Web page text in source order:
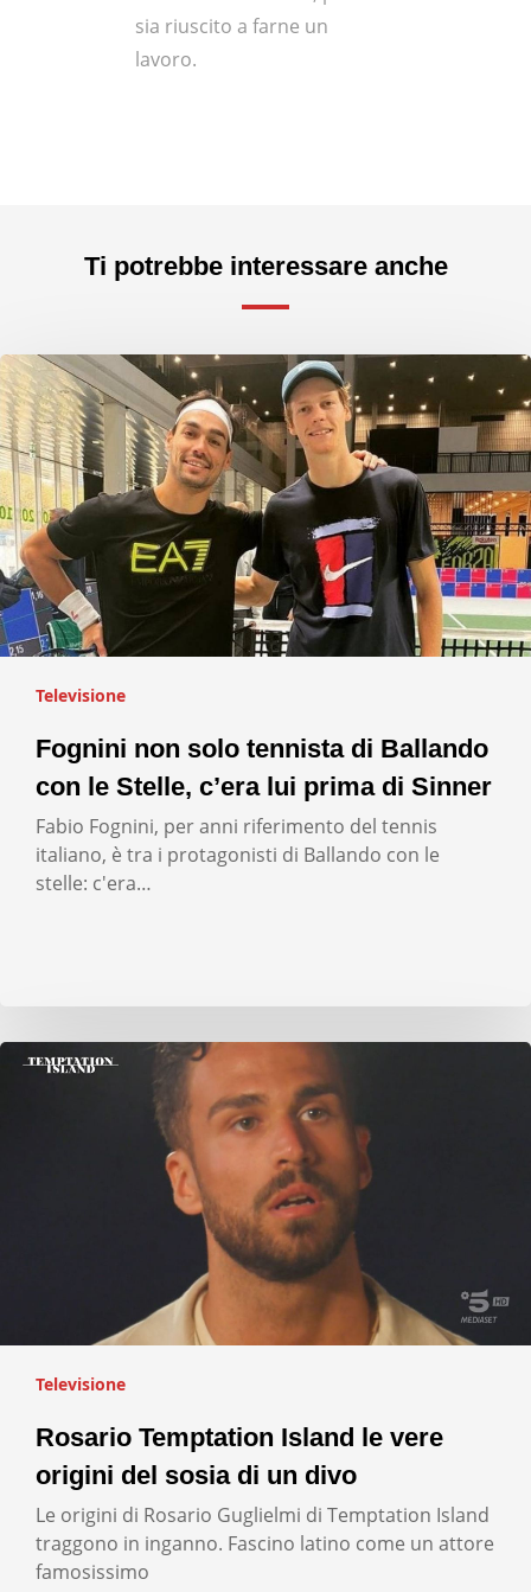
sia riuscito a farne un
lavoro.
Ti potrebbe interessare anche
Televisione
Fognini non solo tennista di Ballando
con le Stelle, c’era lui prima di Sinner
Fabio Fognini, per anni riferimento del tennis
italiano, è tra i protagonisti di Ballando con le
stelle: c'era…
Televisione
Rosario Temptation Island le vere
origini del sosia di un divo
Le origini di Rosario Guglielmi di Temptation Island
traggono in inganno. Fascino latino come un attore
famosissimo